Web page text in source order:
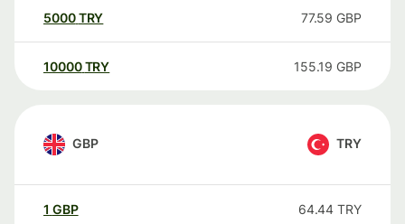
5000TRY 77.59 GBP
10000 TRY 155.19 GBP
GBP TRY
1 GBP 64.44 TRY